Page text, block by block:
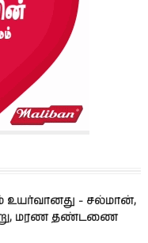
- சல்மான்,
மரண தண்டணை